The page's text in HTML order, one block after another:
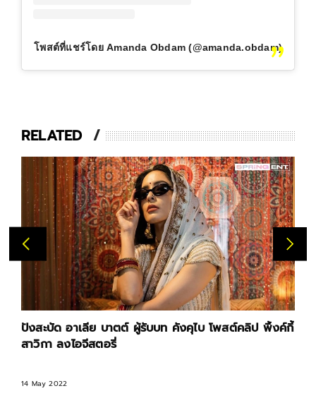
โพสต์ที่แชร์โดย Amanda Obdam (@amanda.obdam)
RELATED
ปังสะบัด อาเลีย บาตต์ ผู้รับบท คังคุไบ โพสต์คลิป พิ้งค์กี้
สาวิกา ลงไอจีสตอรี่
14 May 2022